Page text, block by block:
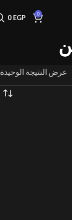
0
0 EGP
عرض النتيجة الوحيدة